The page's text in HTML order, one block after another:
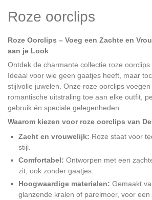
Roze oorclips
Roze Oorclips – Voeg een Zachte en
aan je Look
Ontdek de charmante collectie roze oorclips
Ideaal voor wie geen gaatjes heeft, maar
stijlvolle juwelen. Onze roze oorclips voegen
romantische uitstraling toe aan elke outfit,
gebruik én speciale gelegenheden.
Waarom kiezen voor roze oorclips van
Zacht en vrouwelijk: Roze staat voor
stijl.
Comfortabel: Ontworpen met een
zit, ook zonder gaatjes.
Hoogwaardige materialen: Gemaakt
glanzende kralen of parelmoer, voor een